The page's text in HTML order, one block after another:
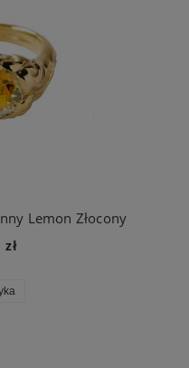
Lemon Złocony